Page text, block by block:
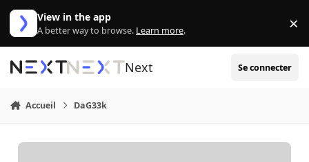
Aller au contenu
View in the app
A better way to browse. Learn more. ×
Next Se connecter
Accueil DaG33k